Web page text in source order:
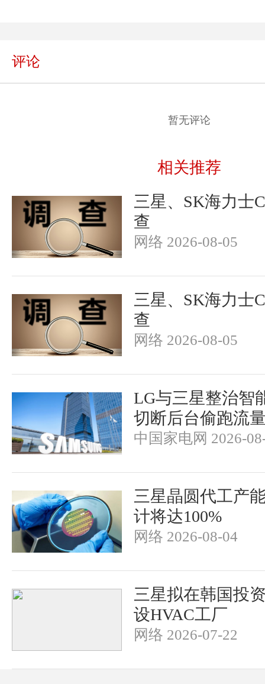
评论
暂无评论
相关推荐
三星、SK海力士
查
网络 2026-08-05
三星、SK海力士
查
网络 2026-08-05
LG与三星整治智
切断后台偷跑流
中国家电网 2026-
三星晶圆代工产
计将达100%
网络 2026-08-04
三星拟在韩国投
设HVAC工厂
网络 2026-07-22